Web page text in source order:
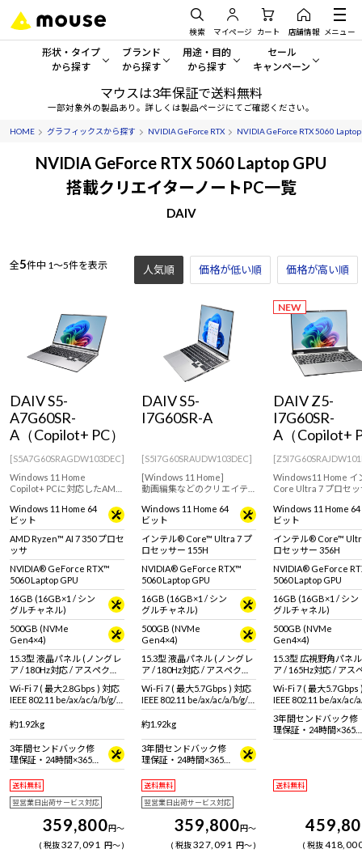
検索 マイページ カート 店舗情報 メニュー
形状・タイプ
から探す
形状・タイプから探す をすべてみる
デスクトップPC
ディスプレイ
Windows 11
ブランド
から探す
mouse
G TUNE
MousePro
Copilot+ PC
用途・目的
から探す
一般向けパソコン
ゲーミングPC・ゲーム向けパソコン
クリエイティブ向け
ビジネス向けパソコン
学習向けパソコン
AIおすすめパソコン
Windows 11
セール
キャンペーン
セール・キャンペー
期間限定セール
アウトレットパソコン
Windows 11|
マウスは3年保証で送料無料
一部対象外の製品あり。詳しくは製品ページにてご確認ください。
HOME グラフィックスから探す NVIDIA GeForce RTX NVIDIA GeForce RTX 5060
NVIDIA GeForce RTX 5060 Laptop GPU
搭載クリエイターノートPC一覧
DAIV
全5件中 1～5件を表示 人気順 価格が低い順 価格が高い順
DAIV S5-
A7G60SR-
A（Copilot+ PC）
[S5A7G60SRAGDW103DEC]
Windows 11 Home
Copilot+ PCに対応したAMD
5060 Laptop GPUを採用した
クリエイター向け15.3型ノー
トPC
Windows 11 Home 64
ビット
AMD Ryzen™ AI 7 350 プロセ
ッサ
NVIDIA® GeForce RTX™
5060 Laptop GPU
16GB (16GB×1 / シン
グルチャネル)
500GB (NVMe
Gen4×4)
15.3型 液晶パネル (ノングレ
ア / 180Hz対応 / アスペクト
比16:10)
Wi-Fi 7 ( 最大2.8Gbps ) 対応
IEEE 802.11 be/ax/ac/a/b/g/n
準拠 ＋ Bluetooth 5内蔵
約1.92kg
3年間センドバック修
理保証・24時間×365
日電話サポート
送料無料
翌営業日出荷サービス対応
359,800円～
税抜327,091 円～
DAIV S5-
I7G60SR-A
[S5I7G60SRAUDW103DEC]
[Windows 11 Home]
動画編集などのクリエイテ
GeForce RTX 5060 Laptop
GPU搭載の15.3型クリエイタ
ー向けノートPC
Windows 11 Home 64
ビット
インテル® Core™ Ultra 7 プ
ロセッサー 155H
NVIDIA® GeForce RTX™
5060 Laptop GPU
16GB (16GB×1 / シン
グルチャネル)
500GB (NVMe
Gen4×4)
15.3型 液晶パネル (ノングレ
ア / 180Hz対応 / アスペクト
比16:10)
Wi-Fi 7 ( 最大5.7Gbps ) 対応
IEEE 802.11 be/ax/ac/a/b/g/n
準拠 ＋ Bluetooth 5内蔵
約1.92kg
3年間センドバック修
理保証・24時間×365
日電話サポート
送料無料
翌営業日出荷サービス対応
359,800円～
税抜327,091 円～
NEW
DAIV Z5-
I7G60SR-
A（Copilot+
Windows11 Home イ
Core Ultra 7 プロセ
Laptop GPUを搭載し
エイティブ用途にお
な15.3型ノートパソ
Windows 11 Home 64
ビット
インテル® Core™
ロセッサー 356H
NVIDIA® GeForce
5060 Laptop GPU
16GB (16GB×1 / シン
グルチャネル)
500GB (NVMe
Gen4×4)
15.3型 広視野角パネ
ア / 165Hz対応 / アス
比16:10)
Wi-Fi 7 ( 最大5.7Gbps
IEEE 802.11 be/ax/ac/
準拠 ＋ Bluetooth 6内
3年間センドバック修
理保証・24時間×365
日電話サポート
送料無料
税抜